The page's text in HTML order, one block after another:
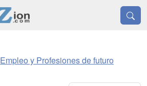
Empleo y Profesiones de futuro